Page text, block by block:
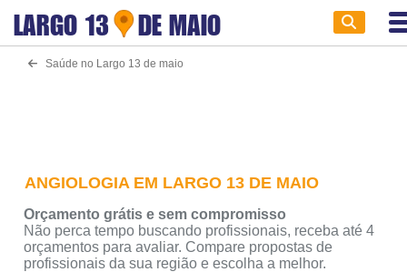
LARGO 13 DE MAIO
Saúde no Largo 13 de maio
ANGIOLOGIA EM LARGO 13 DE MAIO
Orçamento grátis e sem compromisso
Não perca tempo buscando profissionais, receba até 4
orçamentos para avaliar. Compare propostas de
profissionais da sua região e escolha a melhor.